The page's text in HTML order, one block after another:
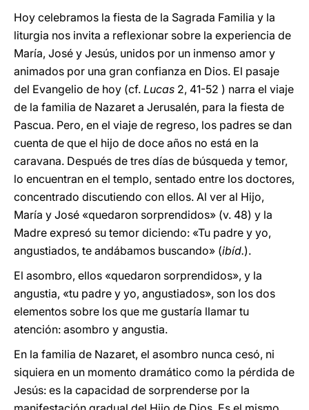
Hoy celebramos la fiesta de la Sagrada Familia y la
liturgia nos invita a reflexionar sobre la experiencia de
María, José y Jesús, unidos por un inmenso amor y
animados por una gran confianza en Dios. El pasaje
del Evangelio de hoy (cf. Lucas 2, 41-52 ) narra el viaje
de la familia de Nazaret a Jerusalén, para la fiesta de
Pascua. Pero, en el viaje de regreso, los padres se dan
cuenta de que el hijo de doce años no está en la
caravana. Después de tres días de búsqueda y temor,
lo encuentran en el templo, sentado entre los doctores,
concentrado discutiendo con ellos. Al ver al Hijo,
María y José «quedaron sorprendidos» (v. 48) y la
Madre expresó su temor diciendo: «Tu padre y yo,
angustiados, te andábamos buscando» (ibíd.).
El asombro, ellos «quedaron sorprendidos», y la
angustia, «tu padre y yo, angustiados», son los dos
elementos sobre los que me gustaría llamar tu
atención: asombro y angustia.
En la familia de Nazaret, el asombro nunca cesó, ni
siquiera en un momento dramático como la pérdida de
Jesús: es la capacidad de sorprenderse por la